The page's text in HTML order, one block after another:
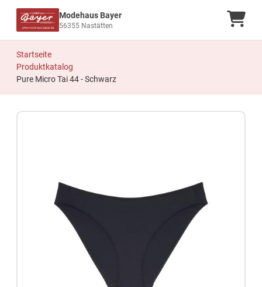
Modehaus Bayer
56355 Nastätten
Startseite
Produktkatalog
Pure Micro Tai 44 - Schwarz